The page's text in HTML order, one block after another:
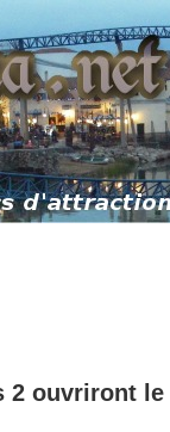
2 ouvriront